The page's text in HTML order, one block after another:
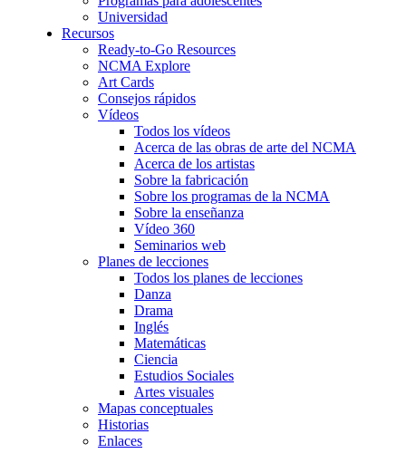
Universidad
Recursos
Ready-to-Go Resources
NCMA Explore
Art Cards
Consejos rápidos
Vídeos
Todos los vídeos
Acerca de las obras de arte del NCMA
Acerca de los artistas
Sobre la fabricación
Sobre los programas de la NCMA
Sobre la enseñanza
Vídeo 360
Seminarios web
Planes de lecciones
Todos los planes de lecciones
Danza
Drama
Inglés
Matemáticas
Ciencia
Estudios Sociales
Artes visuales
Mapas conceptuales
Historias
Enlaces